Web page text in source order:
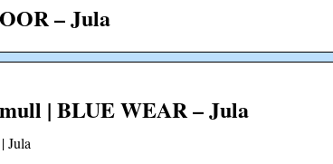
– Jula
| BLUE WEAR – Jula
Jula